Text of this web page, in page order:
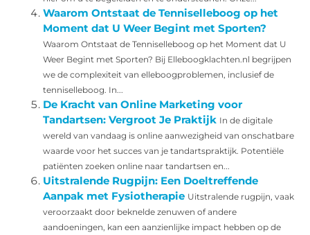
Waarom Ontstaat de Tenniselleboog op het
Moment dat U Weer Begint met Sporten?
Waarom Ontstaat de Tenniselleboog op het Moment dat U
Weer Begint met Sporten? Bij Elleboogklachten.nl begrijpen
we de complexiteit van elleboogproblemen, inclusief de
tenniselleboog. In...
De Kracht van Online Marketing voor
Tandartsen: Vergroot Je Praktijk In de digitale
wereld van vandaag is online aanwezigheid van onschatbare
waarde voor het succes van je tandartspraktijk. Potentiële
patiënten zoeken online naar tandartsen en...
Uitstralende Rugpijn: Een Doeltreffende
Aanpak met Fysiotherapie Uitstralende rugpijn, vaak
veroorzaakt door beknelde zenuwen of andere
aandoeningen, kan een aanzienlijke impact hebben op de